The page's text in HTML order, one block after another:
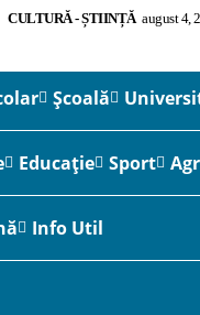
CULTURĂ - ȘTIINȚĂ august 4,
Școală
Educație Sport
Info Util